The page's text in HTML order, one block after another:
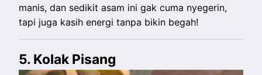
manis, dan sedikit asam ini gak cuma nyegerin,
tapi juga kasih energi tanpa bikin begah!
5. Kolak Pisang